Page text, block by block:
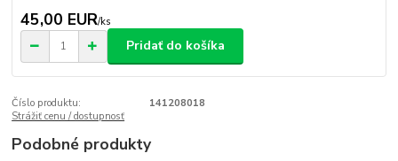
45,00 EUR/ks
Pridať do košíka
Číslo produktu:
141208018
Strážiť cenu / dostupnosť
Podobné produkty